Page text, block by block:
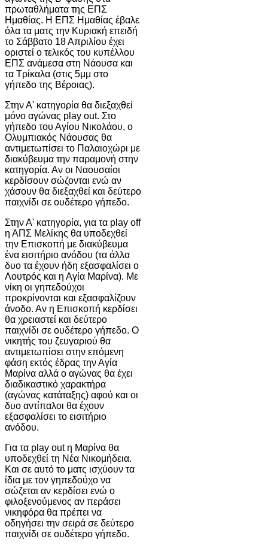
πρωταθλήματα της ΕΠΣ
Ημαθίας. Η ΕΠΣ Ημαθίας έβαλε
όλα τα ματς την Κυριακή επειδή
το Σάββατο 18 Απριλίου έχει
οριστεί ο τελικός του κυπέλλου
ΕΠΣ ανάμεσα στη Νάουσα και
τα Τρίκαλα (στις 5μμ στο
γήπεδο της Βέροιας).
Στην Α' κατηγορία θα διεξαχθεί
μόνο αγώνας play out. Στο
γήπεδο του Αγίου Νικολάου, ο
Ολυμπιακός Νάουσας θα
αντιμετωπίσει το Παλαιοχώρι με
διακύβευμα την παραμονή στην
κατηγορία. Αν οι Ναουσαίοι
κερδίσουν σώζονται ενώ αν
χάσουν θα διεξαχθεί και δεύτερο
παιχνίδι σε ουδέτερο γήπεδο.
Στην Α' κατηγορία, για τα play off
η ΑΠΣ Μελίκης θα υποδεχθεί
την Επισκοπή με διακύβευμα
ένα εισιτήριο ανόδου (τα άλλα
δυο τα έχουν ήδη εξασφαλίσει ο
Λουτρός και η Αγία Μαρίνα). Με
νίκη οι γηπεδούχοι
προκρίνονται και εξασφαλίζουν
άνοδο. Αν η Επισκοπή κερδίσει
θα χρειαστεί και δεύτερο
παιχνίδι σε ουδέτερο γήπεδο. Ο
νικητής του ζευγαριού θα
αντιμετωπίσει στην επόμενη
φάση εκτός έδρας την Αγία
Μαρίνα αλλά ο αγώνας θα έχει
διαδικαστικό χαρακτήρα
(αγώνας κατάταξης) αφού και οι
δυο αντίπαλοι θα έχουν
εξασφαλίσει το εισιτήριο
ανόδου.
Για τα play out η Μαρίνα θα
υποδεχθεί τη Νέα Νικομήδεια.
Και σε αυτό το ματς ισχύουν τα
ίδια με τον γηπεδούχο να
σώζεται αν κερδίσει ενώ ο
φιλοξενούμενος αν περάσει
νικηφόρα θα πρέπει να
οδηγήσει την σειρά σε δεύτερο
παιχνίδι σε ουδέτερο γήπεδο.